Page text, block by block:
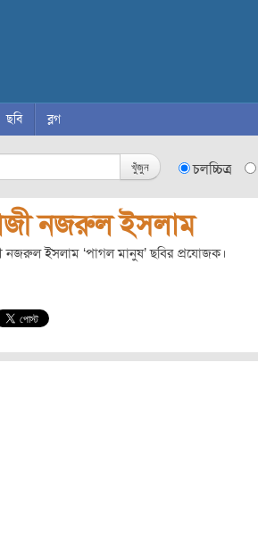
ছবি ব্লগ
খুঁজুন চলচ্চিত্র
নজরুল ইসলাম
নজরুল ইসলাম ‘পাগল মানুষ’ ছবির প্রযোজক।